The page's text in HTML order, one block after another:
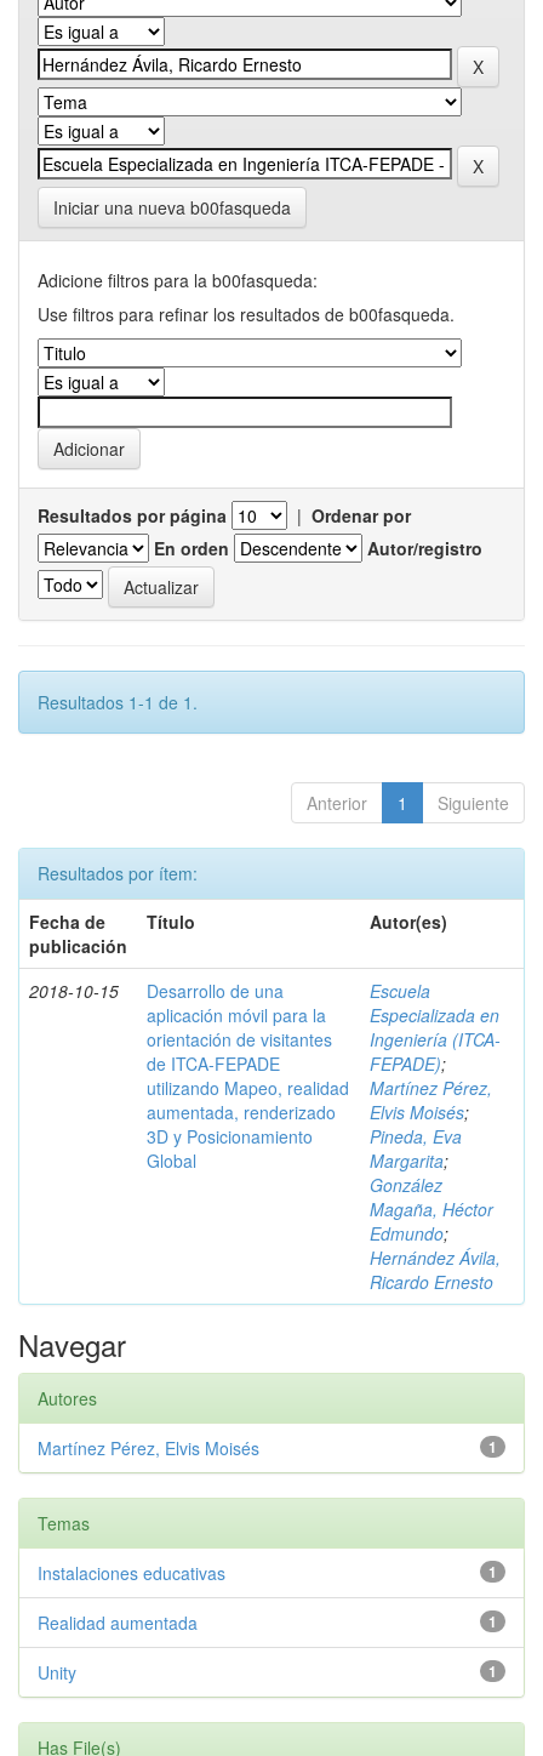
Iniciar una nueva b00fasqueda
Adicione filtros para la b00fasqueda:
Use filtros para refinar los resultados de b00fasqueda.
Resultados por página | Ordenar por
En orden
Autor/registro
Resultados 1-1 de 1.
Anterior 1 Siguiente
Resultados por ítem:
Fecha de
publicación
Título Autor(es)
2018-10-15
Desarrollo de una
aplicación móvil para la
orientación de visitantes
de ITCA-FEPADE
utilizando Mapeo, realidad
aumentada, renderizado
3D y Posicionamiento
Global
Escuela
Especializada en
Ingeniería (ITCA-
FEPADE);
Martínez Pérez,
Elvis Moisés;
Pineda, Eva
Margarita;
González
Magaña, Héctor
Edmundo;
Hernández Ávila,
Ricardo Ernesto
Navegar
Autores
1
Martínez Pérez, Elvis Moisés
Temas
1
Instalaciones educativas
1
Realidad aumentada
1
Unity
Has File(s)